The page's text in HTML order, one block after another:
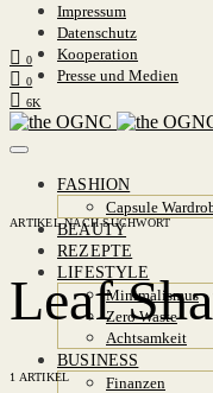
Impressum
Datenschutz
Kooperation
Presse und Medien
0
0
6K
FASHION
Capsule
BEAUTY
REZEPTE
LIFESTYLE
Minimalismus
Zero Waste
Achtsamkeit
BUSINESS
Finanzen
ARTIKEL NACH SUCHWORT
Leaf
1 ARTIKEL